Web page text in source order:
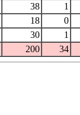
38
1
18
0
30
1
200 34